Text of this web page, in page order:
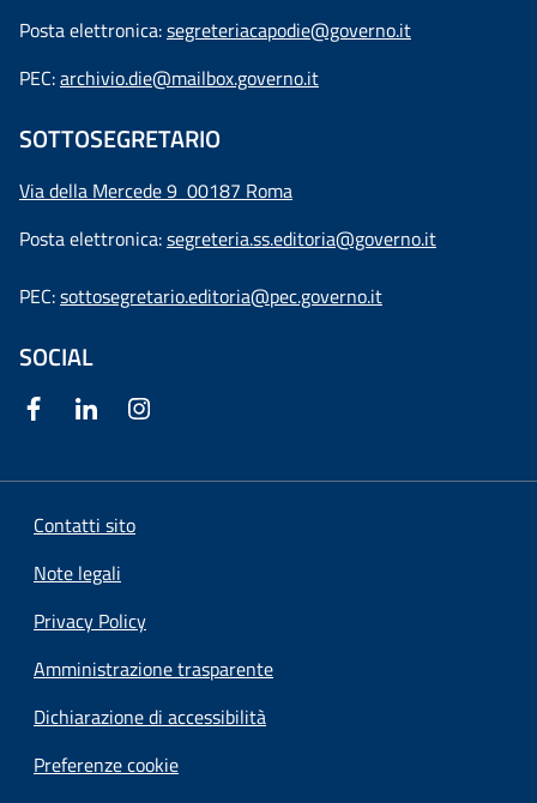
Posta elettronica:segreteriacapodie@governo.it
PEC:archivio.die@mailbox.governo.it
SOTTOSEGRETARIO
Via della Mercede 9 00187 Roma
Posta elettronica:segreteria.ss.editoria@governo.it
PEC:sottosegretario.editoria@pec.governo.it
SOCIAL
Contatti sito
Note legali
Privacy Policy
Amministrazione trasparente
Dichiarazione di accessibilità
Preferenze cookie